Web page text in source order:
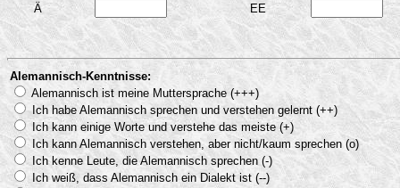
Ä
EE
Alemannisch-Kenntnisse:
Alemannisch ist meine Muttersprache (+++)
Ich habe Alemannisch sprechen und verstehen gelernt (++)
Ich kann einige Worte und verstehe das meiste (+)
Ich kann Alemannisch verstehen, aber nicht/kaum sprechen (o)
Ich kenne Leute, die Alemannisch sprechen (-)
Ich weiß, dass Alemannisch ein Dialekt ist (--)